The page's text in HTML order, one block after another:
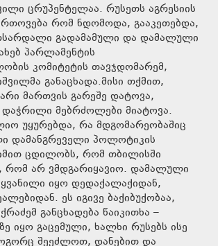
ცრუპენტელაა. რუსეთს აგრესიის
რომ ნდომოდა, გააკეთებდა,
გადამამული და დამალული
პარლამენტის
კომიტეტის თავჯდომარემ,
განაცხადა.მისი თქმით,
მართვის გარეშე დატოვა,
მებრძოლები მიატოვა.
უყურებდა, რა მდგომარეობაშიც
დამანგრეველი პოლოტიკის
ცდილობს, რომ თბილისში
რომ არ ვმდგარიყავიო. დამალული
იყო დედაქალაქიდან,
ეს იგივე ბაქიბუქობაა,
განცხადება წაიკითხა –
იყო გაცემული, ხალხი რუსებს ისე
შეეძლოთ, დანებით და